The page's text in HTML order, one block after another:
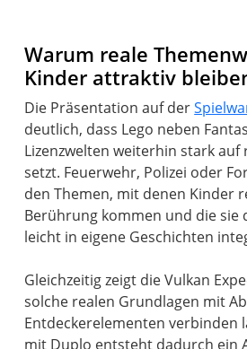
Warum reale
Kinder attraktiv
Die Präsentation auf der
deutlich, dass Lego neben
Lizenzwelten weiterhin stark auf
setzt. Feuerwehr, Polizei oder
den Themen, mit denen Kinder
Berührung kommen und die sie
leicht in eigene Geschichten
Gleichzeitig zeigt die Vulkan
solche realen Grundlagen mit
Entdeckerelementen verbinden
mit Duplo entsteht dadurch ein